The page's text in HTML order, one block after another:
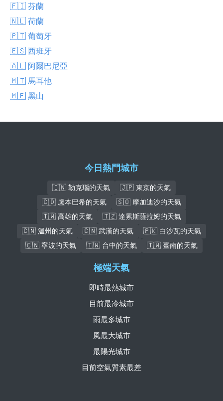
🇫🇮 芬蘭
🇳🇱 荷蘭
🇵🇹 葡萄牙
🇪🇸 西班牙
🇦🇱 阿爾巴尼亞
🇲🇹 馬耳他
🇲🇪 黑山
今日熱門城市
🇮🇳 勒克瑙的天氣
🇯🇵 東京的天氣
🇨🇩 盧本巴希的天氣
🇸🇴 摩加迪沙的天氣
🇹🇼 高雄的天氣
🇹🇿 達累斯薩拉姆的天氣
🇨🇳 溫州的天氣
🇨🇳 武漢的天氣
🇵🇰 白沙瓦的天氣
🇨🇳 寧波的天氣
🇹🇼 台中的天氣 🇹🇼 臺南的天氣
極端天氣
即時最熱城市
目前最冷城市
雨最多城市
風最大城市
最陽光城市
目前空氣質素最差